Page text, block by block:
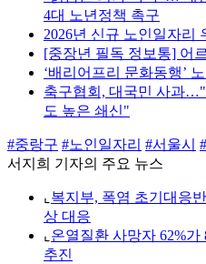
4대 노년정책 촉구
2026년 신규 노인일자리
[중장년 필독 정보통] 어
‘배리어프리 문화동행’
축구협회, 대국민 사과
도 높은 쇄신"
#중랑구 #노인일자리 #서울시
서지희 기자의 주요 뉴스
⌞ 복지부, 폭염 초기대응
상 대응
⌞ 온열질환 사망자 62%
추진